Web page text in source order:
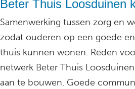
Beter Thuis Loosduinen
Samenwerking tussen zorg en
zodat ouderen op een goede
thuis kunnen wonen. Reden
netwerk Beter Thuis
aan te bouwen. Goede